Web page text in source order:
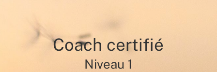
Coach certifié
Niveau 1